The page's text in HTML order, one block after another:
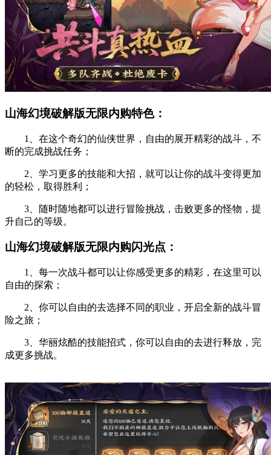
山海幻境破解版无限内购特色：
1、在这个奇幻的仙侠世界，自由的展开精彩的战斗，不
断的完成挑战任务；
2、学习更多的技能和大招，就可以让你的战斗变得更加
的轻松，取得胜利；
3、随时随地都可以进行冒险挑战，击败更多的怪物，提
升自己的等级。
山海幻境破解版无限内购闪光点：
1、每一次战斗都可以让你感受更多的精彩，在这里可以
自由的探索；
2、你可以自由的去选择不同的职业，开启全新的战斗冒
险之旅；
3、华丽炫酷的技能招式，你可以自由的去进行释放，完
成更多挑战。